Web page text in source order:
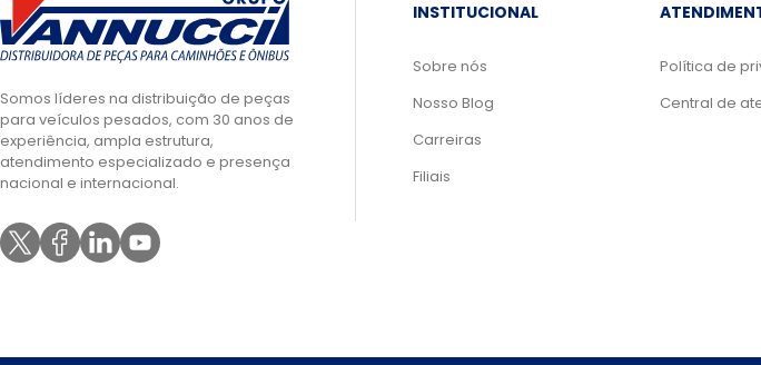
Somos líderes na distribuição de peças
para veículos pesados, com 30 anos de
experiência, ampla estrutura,
atendimento especializado e presença
nacional e internacional.
INSTITUCIONAL
Sobre nós
Nosso Blog
Carreiras
Filiais
Política de
Central de